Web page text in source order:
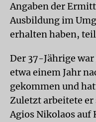
Angaben der
Ausbildung im
erhalten haben,
Der 37-Jährige
etwa einem Jahr
gekommen und
Zuletzt arbeitete
Agios Nikolaos auf